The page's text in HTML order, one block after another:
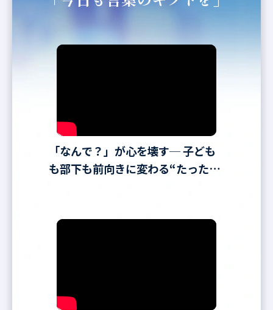
「なんで？」が心を壊す─ 子ども
も部下も前向きに変わる“たった一